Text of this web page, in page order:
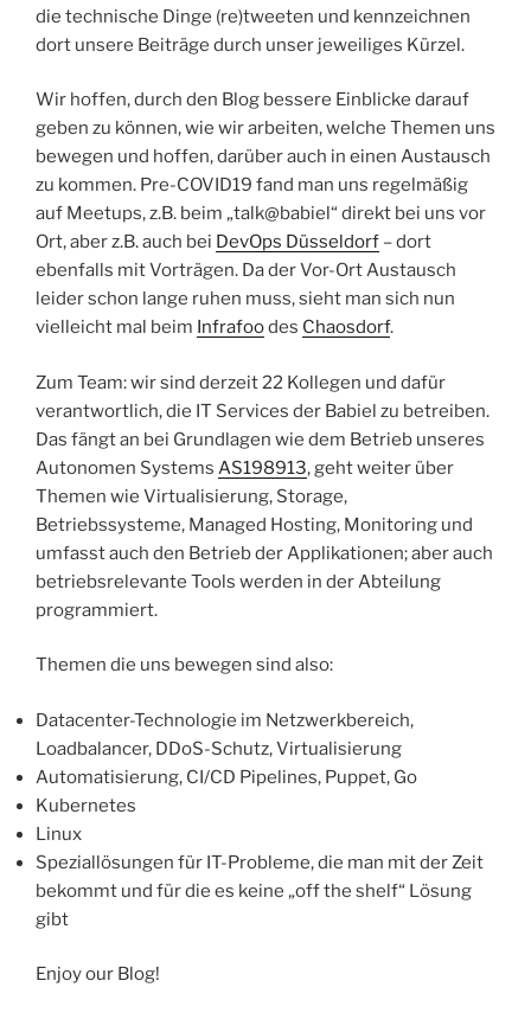
die technische Dinge (re)tweeten und kennzeichnen
dort unsere Beiträge durch unser jeweiliges Kürzel.
Wir hoffen, durch den Blog bessere Einblicke darauf
geben zu können, wie wir arbeiten, welche Themen uns
bewegen und hoffen, darüber auch in einen Austausch
zu kommen. Pre-COVID19 fand man uns regelmäßig
auf Meetups, z.B. beim „talk@babiel“ direkt bei uns vor
Ort, aber z.B. auch bei DevOps Düsseldorf – dort
ebenfalls mit Vorträgen. Da der Vor-Ort Austausch
leider schon lange ruhen muss, sieht man sich nun
vielleicht mal beim Infrafoodes Chaosdorf.
Zum Team: wir sind derzeit 22 Kollegen und dafür
verantwortlich, die IT Services der Babiel zu betreiben.
Das fängt an bei Grundlagen wie dem Betrieb unseres
Autonomen Systems AS198913, geht weiter über
Themen wie Virtualisierung, Storage,
Betriebssysteme, Managed Hosting, Monitoring und
umfasst auch den Betrieb der Applikationen; aber auch
betriebsrelevante Tools werden in der Abteilung
programmiert.
Themen die uns bewegen sind also:
Datacenter-Technologie im Netzwerkbereich,
Loadbalancer, DDoS-Schutz, Virtualisierung
Automatisierung, CI/CD Pipelines, Puppet, Go
Kubernetes
Linux
Speziallösungen für IT-Probleme, die man mit der Zeit
bekommt und für die es keine „off the shelf“ Lösung
gibt
Enjoy our Blog!